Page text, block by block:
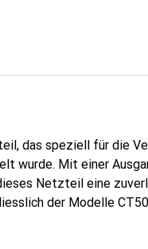
das speziell für die
wurde. Mit einer
Netzteil eine
der Modelle
Netzteil ist in einem